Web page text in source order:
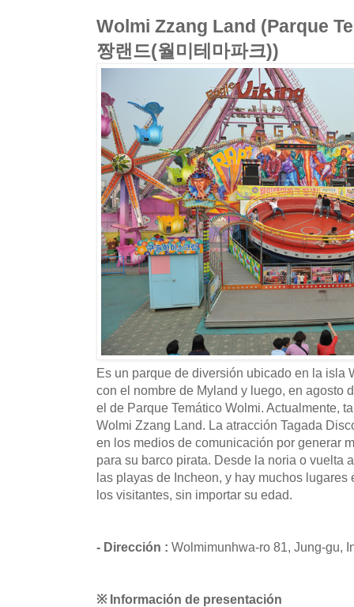
Wolmi Zzang Land (Parque
짱랜드(월미테마파크))
Es un parque de diversión ubicado en la isla
con el nombre de Myland y luego, en agosto
el de Parque Temático Wolmi. Actualmente,
Wolmi Zzang Land. La atracción Tagada
en los medios de comunicación por generar
para su barco pirata. Desde la noria o vuelta
las playas de Incheon, y hay muchos
los visitantes, sin importar su edad.
- Dirección : Wolmimunhwa-ro 81, Jung-gu,
※ Información de presentación